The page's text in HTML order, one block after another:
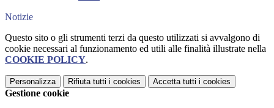
Notizie
Questo sito o gli strumenti terzi da questo utilizzati si avvalgono di
cookie necessari al funzionamento ed utili alle finalità illustrate nella
COOKIE POLICY.
Personalizza Rifiuta tutti i cookies Accetta tutti i cookies
Gestione cookie